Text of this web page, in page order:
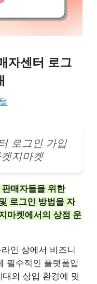
자센터 로그
로그인 가입
지마켓
판매자들을 위한
로그인 방법을 자
마켓에서의 상점 운
인 상에서 비즈니
필수적인 플랫폼입
의 상업 환경에 맞